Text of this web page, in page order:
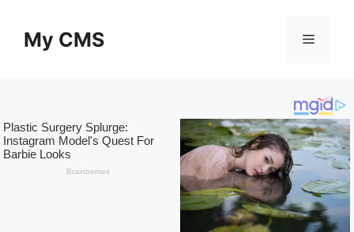
contentMy CMS Menu